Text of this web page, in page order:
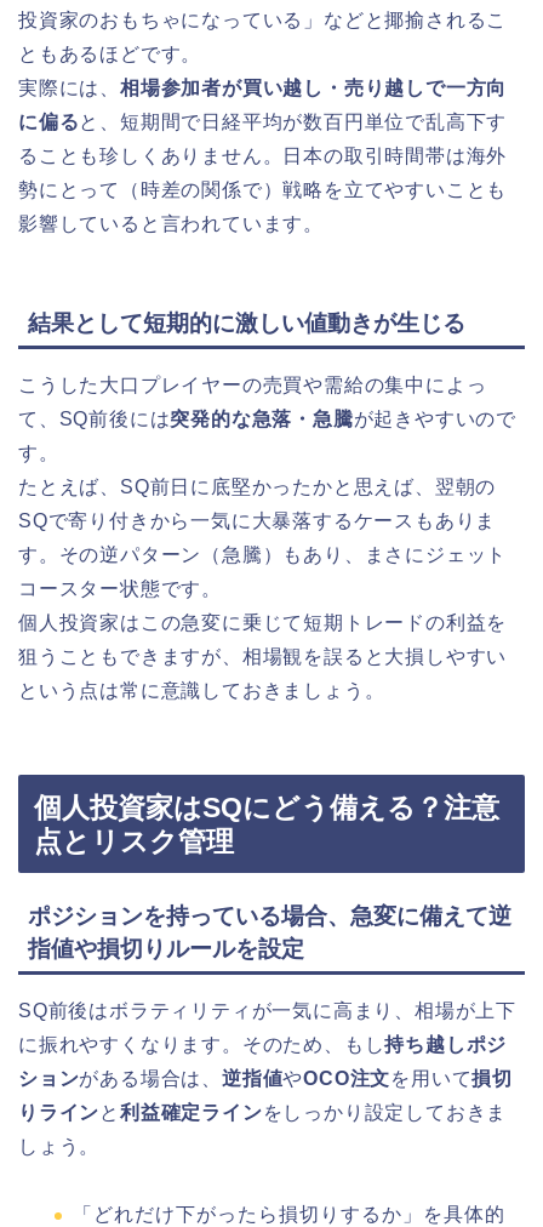
投資家のおもちゃになっている」などと揶揄されるこ
ともあるほどです。
実際には、 相場参加者が買い越し・売り越しで一方向
に偏ると、短期間で日経平均が数百円単位で乱高下す
ることも珍しくありません。日本の取引時間帯は海外
勢にとって（時差の関係で）戦略を立てやすいことも
影響していると言われています。
結果として短期的に激しい値動きが生じる
こうした大口プレイヤーの売買や需給の集中によっ
て、SQ前後には突発的な急落・急騰が起きやすいので
す。
たとえば、SQ前日に底堅かったかと思えば、翌朝の
SQで寄り付きから一気に大暴落するケースもありま
す。その逆パターン（急騰）もあり、まさにジェット
コースター状態です。
個人投資家はこの急変に乗じて短期トレードの利益を
狙うこともできますが、相場観を誤ると大損しやすい
という点は常に意識しておきましょう。
個人投資家はSQにどう備える？注意
点とリスク管理
ポジションを持っている場合、急変に備えて逆
指値や損切りルールを設定
SQ前後はボラティリティが一気に高まり、相場が上下
に振れやすくなります。そのため、もし持ち越しポジ
ションがある場合は、逆指値やOCO注文を用いて損切
りラインと利益確定ラインをしっかり設定しておきま
しょう。
「どれだけ下がったら損切りするか」を具体的